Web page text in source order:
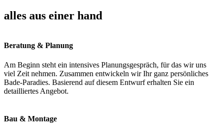
alles aus einer hand
Beratung & Planung
Am Beginn steht ein intensives Planungsgespräch, für das wir uns
viel Zeit nehmen. Zusammen entwickeln wir Ihr ganz persönliches
Bade-Paradies. Basierend auf diesem Entwurf erhalten Sie ein
detailliertes Angebot.
Bau & Montage